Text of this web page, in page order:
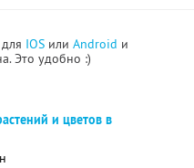
IOS или Android и
Это удобно :)
и цветов в